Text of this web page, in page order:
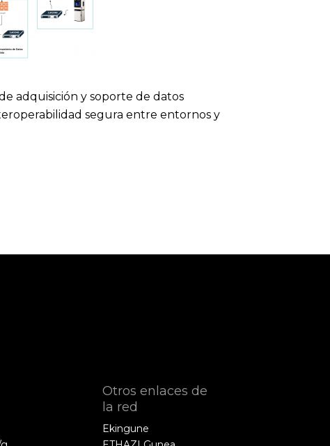
adquisición y soporte de datos
segura entre entornos y
Otros enlaces de
la red
Ekingune